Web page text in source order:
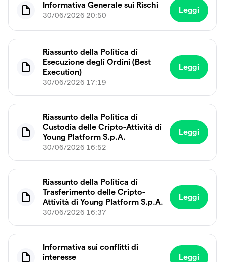
Informativa Generale sui Rischi
30/06/2026 20:50
Leggi
Riassunto della Politica di
Esecuzione degli Ordini (Best
Execution)
30/06/2026 17:19
Leggi
Riassunto della Politica di
Custodia delle Cripto-Attività di
Young Platform S.p.A.
30/06/2026 16:52
Leggi
Riassunto della Politica di
Trasferimento delle Cripto-
Attività di Young Platform S.p.A.
30/06/2026 16:37
Leggi
Informativa sui conflitti di
interesse
Leggi